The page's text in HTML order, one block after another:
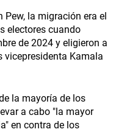
Pew, la migración era el
electores cuando
de 2024 y eligieron a
vicepresidenta Kamala
la mayoría de los
a cabo "la mayor
en contra de los